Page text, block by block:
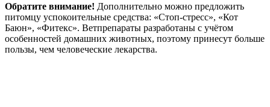
Обратите внимание! Дополнительно можно предложить
питомцу успокоительные средства: «Стоп-стресс», «Кот
Баюн», «Фитекс». Ветпрепараты разработаны с учётом
особенностей домашних животных, поэтому принесут больше
пользы, чем человеческие лекарства.